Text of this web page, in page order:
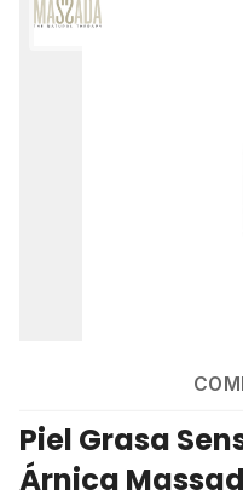
Piel Grasa
Árnica